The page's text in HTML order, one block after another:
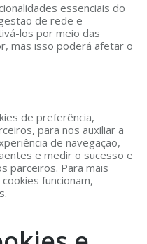
essenciais do
de rede e
los por meio das
mas isso poderá afetar o
de preferência,
para nos auxiliar a
de navegação,
e medir o sucesso e
parceiros. Para mais
funcionam,
.